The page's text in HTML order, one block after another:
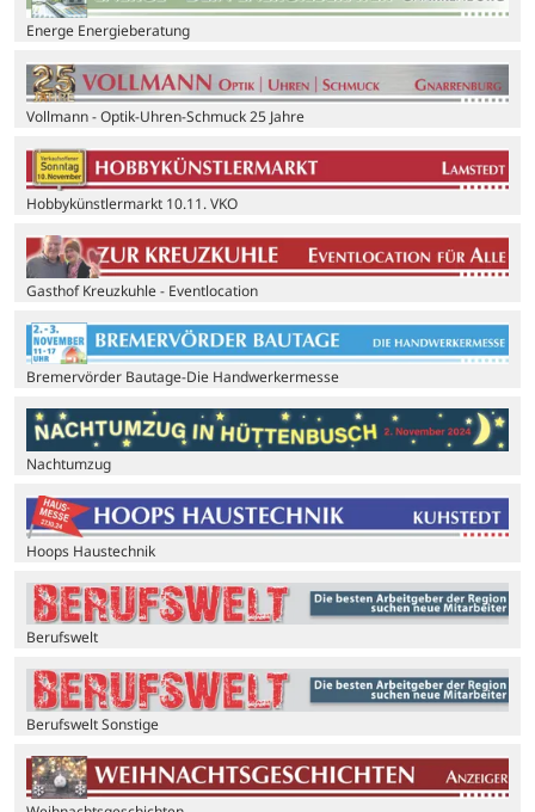
Energe Energieberatung
Vollmann - Optik-Uhren-Schmuck 25 Jahre
Hobbykünstlermarkt 10.11. VKO
Gasthof Kreuzkuhle - Eventlocation
Bremervörder Bautage-Die Handwerkermesse
Nachtumzug
Hoops Haustechnik
Berufswelt
Berufswelt Sonstige